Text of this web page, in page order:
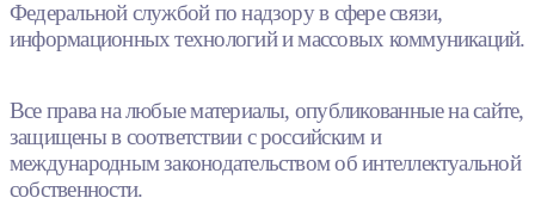
Федеральной службой по надзору в сфере связи,
информационных технологий и массовых коммуникаций.
Все права на любые материалы, опубликованные на сайте,
защищены в соответствии с российским и
международным законодательством об интеллектуальной
собственности.